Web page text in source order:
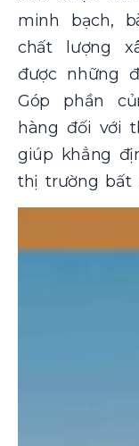
minh bạch,
chất lượng
được những
Góp phần
hàng đối với
giúp khẳng
thị trường bất